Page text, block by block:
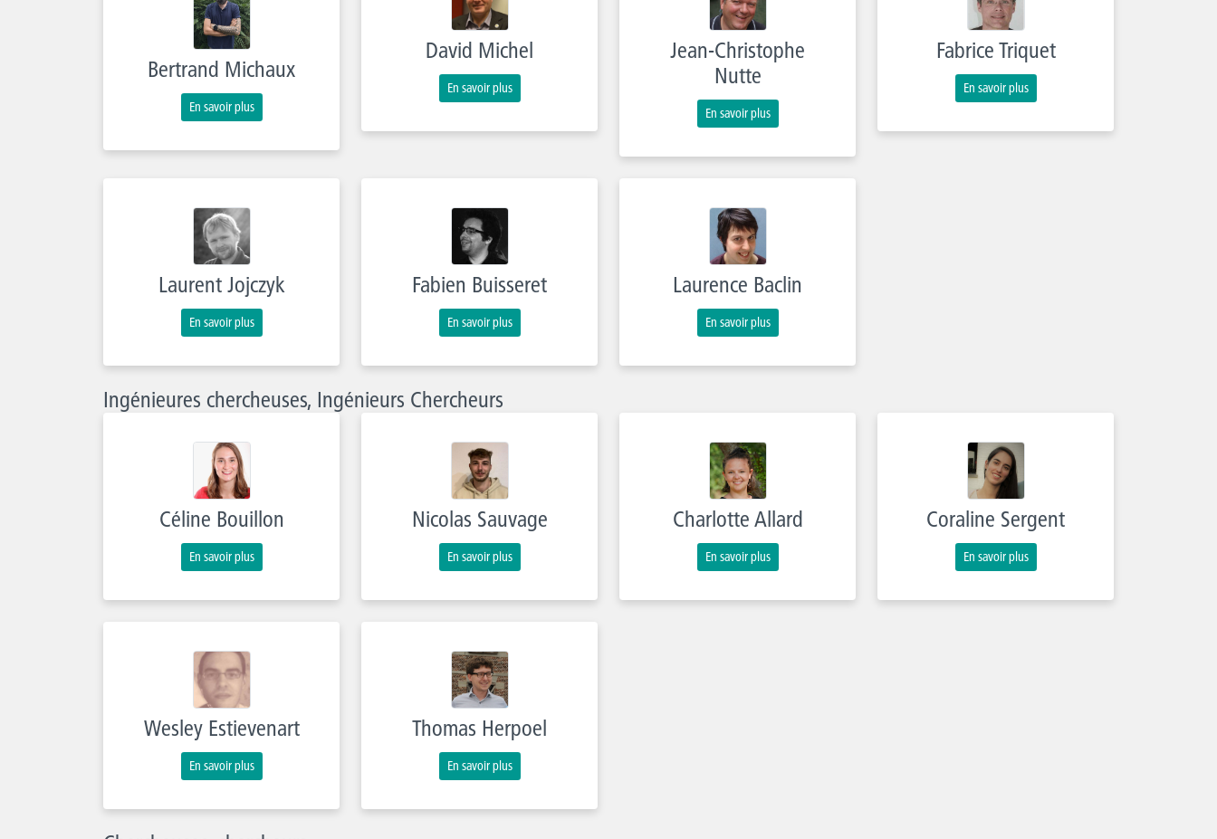
Bertrand Michaux
En savoir plus
David Michel
En savoir plus
Jean-Christophe
Nutte
En savoir plus
Fabrice Triquet
En savoir plus
Laurent Jojczyk
En savoir plus
Fabien Buisseret
En savoir plus
Laurence Baclin
En savoir plus
Ingénieures chercheuses, Ingénieurs Chercheurs
Céline Bouillon
En savoir plus
Nicolas Sauvage
En savoir plus
Charlotte Allard
En savoir plus
Coraline Sergent
En savoir plus
Wesley Estievenart
En savoir plus
Thomas Herpoel
En savoir plus